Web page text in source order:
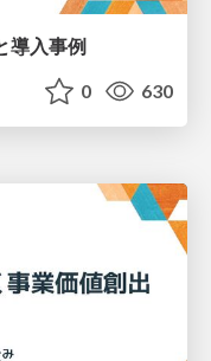
導入事例
0 630